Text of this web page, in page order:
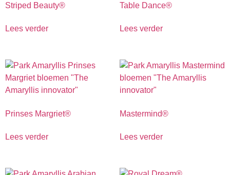
Striped Beauty®
Lees verder
Table Dance®
Lees verder
Prinses Margriet®
Lees verder
Mastermind®
Lees verder